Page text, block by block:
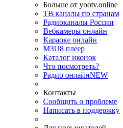
Больше от yootv.online
ТВ каналы по странам
Радиоканалы России
Вебкамеры онлайн
Караоке онлайн
M3U8 плеер
Каталог иконок
Что посмотреть?
Радио онлайнNEW
Контакты
Сообщить о проблеме
Написать в поддержку